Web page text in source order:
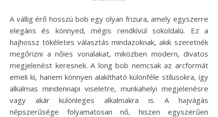
A vállig érő hosszú bob egy olyan frizura, amely egyszerre
elegáns és könnyed, mégis rendkívül sokoldalú. Ez a
hajhossz tökéletes választás mindazoknak, akik szeretnék
megőrizni a nőies vonalakat, miközben modern, divatos
megjelenést keresnek. A long bob nemcsak az arcformát
emeli ki, hanem könnyen alakítható különféle stílusokra, így
alkalmas mindennapi viseletre, munkahelyi megjelenésre
vagy akár különleges alkalmakra is. A hajvágás
népszerűsége folyamatosan nő, hiszen egyszerűen